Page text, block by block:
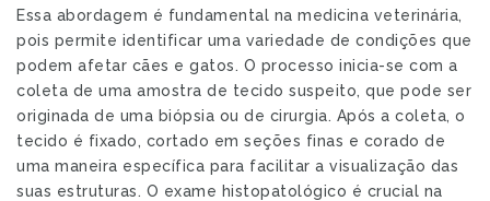
Essa abordagem é fundamental na medicina veterinária,
pois permite identificar uma variedade de condições que
podem afetar cães e gatos. O processo inicia-se com a
coleta de uma amostra de tecido suspeito, que pode ser
originada de uma biópsia ou de cirurgia. Após a coleta, o
tecido é fixado, cortado em seções finas e corado de
uma maneira específica para facilitar a visualização das
suas estruturas. O exame histopatológico é crucial na